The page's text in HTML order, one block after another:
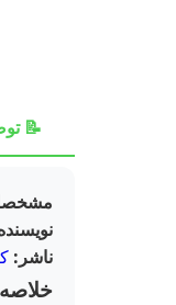
📝
ناشر: